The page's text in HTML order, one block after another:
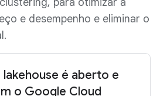
e desempenho e eliminar o
é aberto e
o Google Cloud